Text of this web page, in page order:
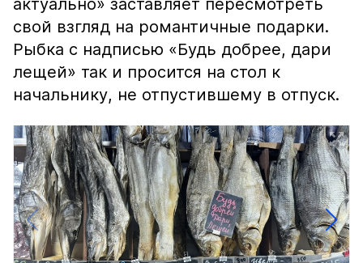
актуально» заставляет пересмотреть
свой взгляд на романтичные подарки.
Рыбка с надписью «Будь добрее, дари
лещей» так и просится на стол к
начальнику, не отпустившему в отпуск.